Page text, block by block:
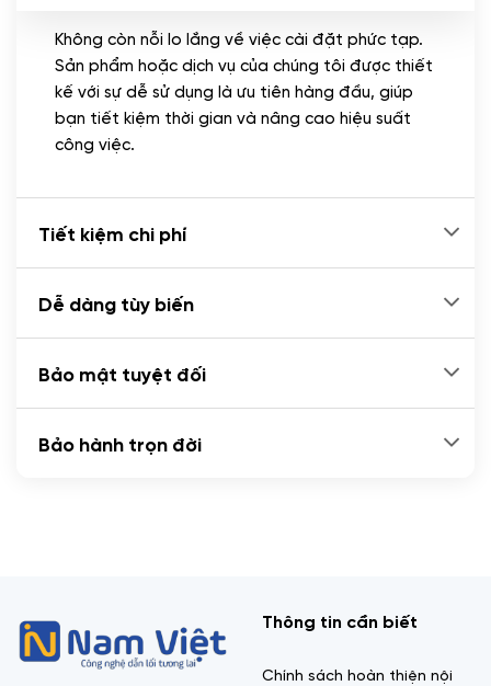
Không còn nỗi lo lắng về việc cài đặt phức tạp.
Sản phẩm hoặc dịch vụ của chúng tôi được thiết
kế với sự dễ sử dụng là ưu tiên hàng đầu, giúp
bạn tiết kiệm thời gian và nâng cao hiệu suất
công việc.
Tiết kiệm chi phí
Dễ dàng tùy biến
Bảo mật tuyệt đối
Bảo hành trọn đời
Thông tin cần biết
Chính sách hoàn thiện nội